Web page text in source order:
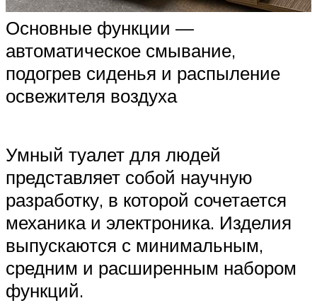
Основные функции —
автоматическое смывание,
подогрев сиденья и распыление
освежителя воздуха
Умный туалет для людей
представляет собой научную
разработку, в которой сочетается
механика и электроника. Изделия
выпускаются с минимальным,
средним и расширенным набором
функций.